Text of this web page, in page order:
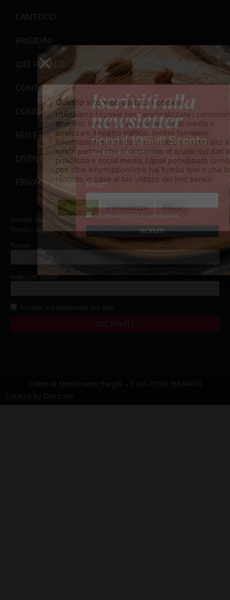
IDEE REGALO
CONTATTI
CONDIZIONI GENERALI DI VENDITA
RESI E RECESSI
DIVENTA RIVENDITORE
PRIVACY & COOKIE POLICY
Iscriviti alla nostra newsletter e ottieni subito il 10% di sconto!
Rimani aggiornato sulle nostre novità e promozioni esclusive.
Indirizzo email*
Cialde di Montecatini Bargilli – P.IVA IT00976640474
Created by Didot.net
Questo sito web utilizza i cookie
Utilizziamo i cookie per personalizzare i
annunci, fornire le funzioni dei social media e
analizzare il nostro traffico. Inoltre forniamo
informazioni sul modo in cui utilizzi il nostro sito ai
nostri partner che si occupano di analisi dei dati
pubblicità e social media, i quali potrebbero
con altre informazioni che hai fornito loro o che
raccolto in base al tuo utilizzo dei loro servizi.
l'informativa
Accetta Personalizza Rifiuta
Email*
Accettotermini e condizioni